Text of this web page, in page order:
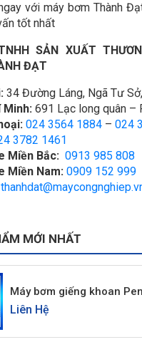
với máy bơm Thành
tốt nhất
SẢN XUẤT
ĐẠT
34 Đường Láng, Ngã Tư
Minh: 691 Lạc long quân –
024 3564 1884 – 024
3782 1461
Miền Bắc: 0913 985 808
Miền Nam: 0909 152 999
MỚI NHẤT
Máy bơm giếng khoan
Liên Hệ